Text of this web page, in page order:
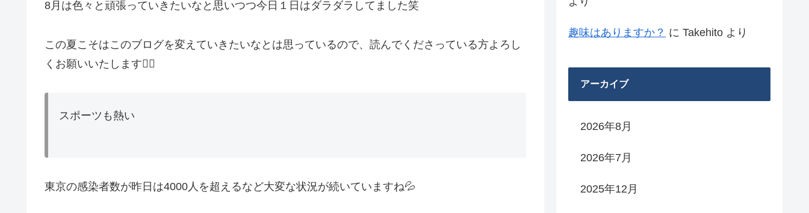
8月は色々と頑張っていきたいなと思いつつ今日１日はダラダラしてました笑
この夏こそはこのブログを変えていきたいなとは思っているので、読んでくださっている方よろし
くお願いいたします🙇‍♂️
スポーツも熱い
東京の感染者数が昨日は4000人を超えるなど大変な状況が続いていますね💦
趣味はありますか？ に Takehito より
アーカイブ
2026年8月
2026年7月
2025年12月